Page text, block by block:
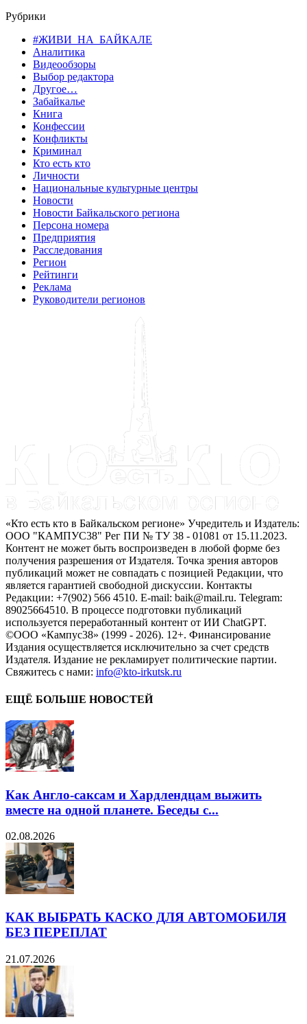
Рубрики
#ЖИВИ_НА_БАЙКАЛЕ
Аналитика
Видеообзоры
Выбор редактора
Другое…
Забайкалье
Книга
Конфессии
Конфликты
Криминал
Кто есть кто
Личности
Национальные культурные центры
Новости
Новости Байкальского региона
Персона номера
Предприятия
Расследования
Регион
Рейтинги
Реклама
Руководители регионов
«Кто есть кто в Байкальском регионе» Учредитель и Издатель:
ООО "КАМПУС38" Рег ПИ № ТУ 38 - 01081 от 15.11.2023.
Контент не может быть воспроизведен в любой форме без
получения разрешения от Издателя. Точка зрения авторов
публикаций может не совпадать с позицией Редакции, что
является гарантией свободной дискуссии. Контакты
Редакции: +7(902) 566 4510. E-mail: baik@mail.ru. Telegram:
89025664510. В процессе подготовки публикаций
используется переработанный контент от ИИ ChatGPT.
©ООО «Кампус38» (1999 - 2026). 12+. Финансирование
Издания осуществляется исключительно за счет средств
Издателя. Издание не рекламирует политические партии.
Свяжитесь с нами: info@kto-irkutsk.ru
ЕЩЁ БОЛЬШЕ НОВОСТЕЙ
Как Англо-саксам и Хардлендцам выжить
вместе на одной планете. Беседы с...
02.08.2026
КАК ВЫБРАТЬ КАСКО ДЛЯ АВТОМОБИЛЯ
БЕЗ ПЕРЕПЛАТ
21.07.2026